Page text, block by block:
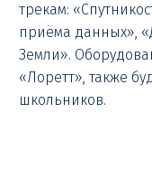
трекам:
приёма данных»,
Земли».
«Лоретт», также
школьников.